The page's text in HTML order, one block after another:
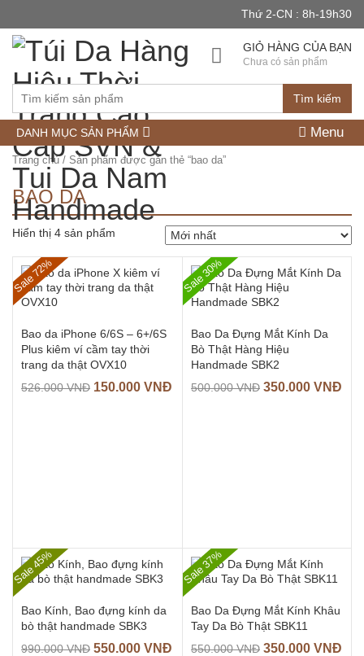
Thứ 2-CN : 8h-19h30
Tìm kiếm
GIỎ HÀNG CỦA BẠN
Chưa có sản phẩm
DANH MỤC SẢN PHẨM Menu
Trang chủ/ Sản phẩm được gắn thẻ “bao da”
BAO DA
Hiển thị 4 sản phẩm
Sale 72%
Bao da iPhone 6/6S – 6+/6S
Plus kiêm ví cầm tay thời
trang da thật OVX10
526.000VNĐ 150.000 VNĐ
Sale 30%
Bao Da Đựng Mắt Kính Da
Bò Thật Hàng Hiệu
Handmade SBK2
500.000VNĐ 350.000 VNĐ
Sale 45%
Bao Kính, Bao đựng kính da
bò thật handmade SBK3
990.000VNĐ 550.000 VNĐ
Sale 37%
Bao Da Đựng Mắt Kính Khâu
Tay Da Bò Thật SBK11
550.000VNĐ 350.000 VNĐ